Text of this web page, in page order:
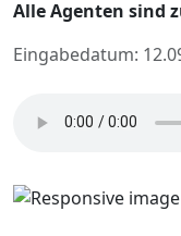
Alle Agenten sind
Eingabedatum: